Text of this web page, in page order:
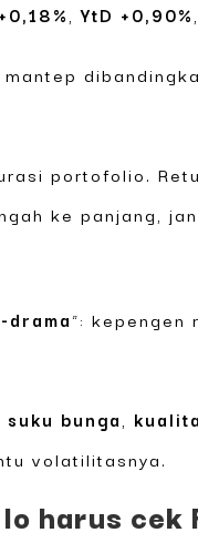
,YtD +0,90%
portofolio.
ke panjang,
drama“:
bunga,
volatilitasnya.
harus